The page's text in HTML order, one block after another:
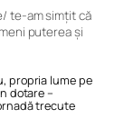
te-am simțit că
puterea şi
propria lume pe
dotare –
trecute